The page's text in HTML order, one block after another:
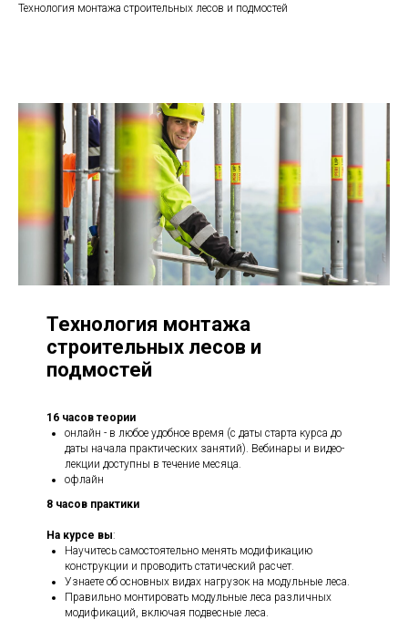
Технология монтажа строительных лесов и подмостей
Технология монтажа
строительных лесов и
подмостей
16 часов теории
онлайн - в любое удобное время (с даты старта курса до
даты начала практических занятий). Вебинары и видео-
лекции доступны в течение месяца.
офлайн
8 часов практики
На курсе вы:
Научитесь самостоятельно менять модификацию
конструкции и проводить статический расчет.
Узнаете об основных видах нагрузок на модульные леса.
Правильно монтировать модульные леса различных
модификаций, включая подвесные леса.